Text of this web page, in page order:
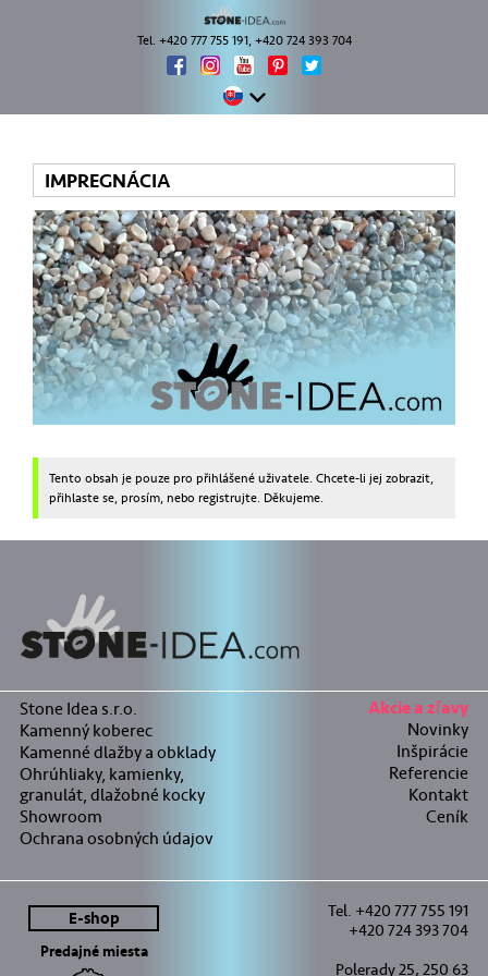
Tel. +420 777 755 191, +420 724 393 704
IMPREGNÁCIA
Tento obsah je pouze pro přihlášené uživatele. Chcete-li jej zobrazit,
přihlaste se, prosím, nebo registrujte. Děkujeme.
Stone Idea s.r.o.
Kamenný koberec
Kamenné dlažby a obklady
Ohrúhliaky, kamienky,
granulát, dlažobné kocky
Showroom
Ochrana osobných údajov
Akcie a zľavy
Novinky
Inšpirácie
Referencie
Kontakt
Ceník
E-shop
Predajné miesta
Tel. +420 777 755 191
+420 724 393 704
Polerady 25, 250 63